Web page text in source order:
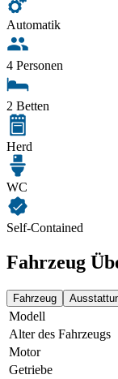
Automatik
4 Personen
2 Betten
Herd
WC
Self-Contained
Fahrzeug
Fahrzeug
Modell
Alter des Fahrzeugs
Motor
Getriebe